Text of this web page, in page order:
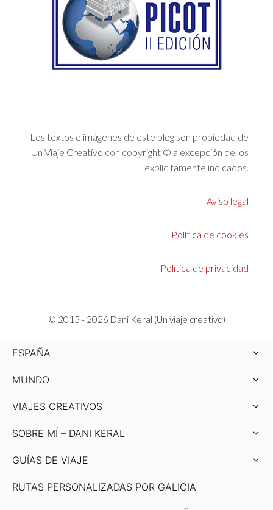
Los textos e imágenes de este blog son propiedad de
Un Viaje Creativo con copyright © a excepción de los
explícitamente indicados.
Aviso legal
Política de cookies
Política de privacidad
© 2015 - 2026 Dani Keral (Un viaje creativo)
ESPAÑA
MUNDO
VIAJES CREATIVOS
SOBRE MÍ – DANI KERAL
GUÍAS DE VIAJE
RUTAS PERSONALIZADAS POR GALICIA